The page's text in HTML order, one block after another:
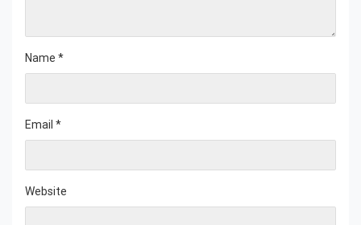
Name *
Email *
Website